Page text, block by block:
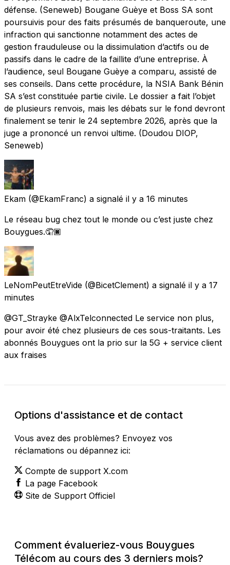
défense. (Seneweb) Bougane Guèye et Boss SA sont
poursuivis pour des faits présumés de banqueroute, une
infraction qui sanctionne notamment des actes de
gestion frauduleuse ou la dissimulation d’actifs ou de
passifs dans le cadre de la faillite d’une entreprise. À
l’audience, seul Bougane Guèye a comparu, assisté de
ses conseils. Dans cette procédure, la NSIA Bank Bénin
SA s’est constituée partie civile. Le dossier a fait l’objet
de plusieurs renvois, mais les débats sur le fond devront
finalement se tenir le 24 septembre 2026, après que la
juge a prononcé un renvoi ultime. (Doudou DIOP,
Seneweb)
Ekam (@EkamFranc) a signalé il y a 16 minutes
Le réseau bug chez tout le monde ou c’est juste chez
Bouygues.🤦🏿
LeNomPeutEtreVide (@BicetClement) a signalé il y a 17
minutes
@GT_Strayke @AlxTelconnected Le service non plus,
pour avoir été chez plusieurs de ces sous-traitants. Les
abonnés Bouygues ont la prio sur la 5G + service client
aux fraises
Options d'assistance et de contact
Vous avez des problèmes? Envoyez vos
réclamations ou dépannez ici:
Compte de support X.com
La page Facebook
Site de Support Officiel
Comment évalueriez-vous Bouygues
Télécom au cours des 3 derniers mois?